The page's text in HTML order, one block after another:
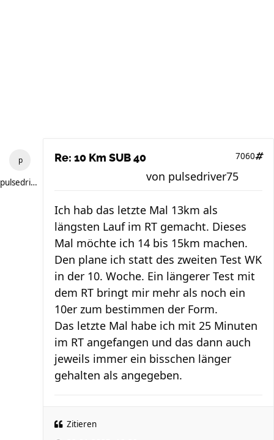
pulsedriver75
Re: 10 Km SUB 40 7060
von pulsedriver75
Ich hab das letzte Mal 13km als
längsten Lauf im RT gemacht. Dieses
Mal möchte ich 14 bis 15km machen.
Den plane ich statt des zweiten Test WK
in der 10. Woche. Ein längerer Test mit
dem RT bringt mir mehr als noch ein
10er zum bestimmen der Form.
Das letzte Mal habe ich mit 25 Minuten
im RT angefangen und das dann auch
jeweils immer ein bisschen länger
gehalten als angegeben.
Zitieren